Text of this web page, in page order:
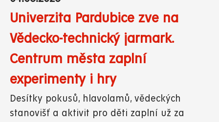
Univerzita Pardubice zve na
Vědecko-technický jarmark.
Centrum města zaplní
experimenty i hry
Desítky pokusů, hlavolamů, vědeckých
stanovišť a aktivit pro děti zaplní už za